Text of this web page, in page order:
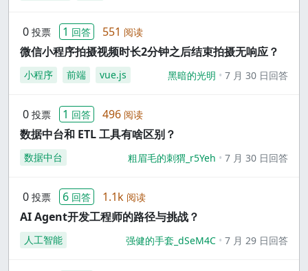
0 投票 1 回答 551 阅读
微信小程序拍摄视频时长2分钟之后结束拍摄无响应？
小程序 前端 vue.js 黑暗的光明 7 月 30 日回答
0 投票 1 回答 496 阅读
数据中台和 ETL 工具有啥区别？
数据中台 粗眉毛的刺猬_r5Yeh 7 月 30 日回答
0 投票 6 回答 1.1k 阅读
AI Agent开发工程师的路径与挑战？
人工智能 强健的手套_dSeM4C 7 月 29 日回答